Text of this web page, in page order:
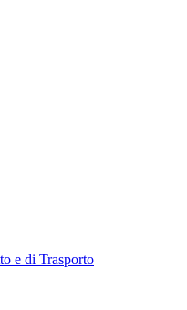
e di Trasporto